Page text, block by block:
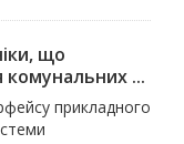
що
комунальних ...
прикладного